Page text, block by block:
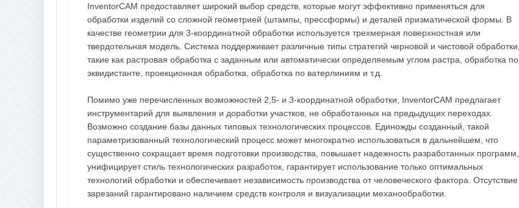
InventorCAM предоставляет широкий выбор средств, которые могут эффективно применяться для
обработки изделий со сложной геометрией (штампы, прессформы) и деталей призматической формы. В
качестве геометрии для 3-координатной обработки используется трехмерная поверхностная или
твердотельная модель. Система поддерживает различные типы стратегий черновой и чистовой обработки,
такие как растровая обработка с заданным или автоматически определяемым углом растра, обработка по
эквидистанте, проекционная обработка, обработка по ватерлиниям и т.д.
Помимо уже перечисленных возможностей 2,5- и 3-координатной обработки, InventorCAM предлагает
инструментарий для выявления и доработки участков, не обработанных на предыдущих переходах.
Возможно создание базы данных типовых технологических процессов. Единожды созданный, такой
параметризованный технологический процесс может многократно использоваться в дальнейшем, что
существенно сокращает время подготовки производства, повышает надежность разработанных программ,
унифицирует стиль технологических разработок, гарантирует использование только оптимальных
технологий обработки и обеспечивает независимость производства от человеческого фактора. Отсутствие
зарезаний гарантировано наличием средств контроля и визуализации механообработки.